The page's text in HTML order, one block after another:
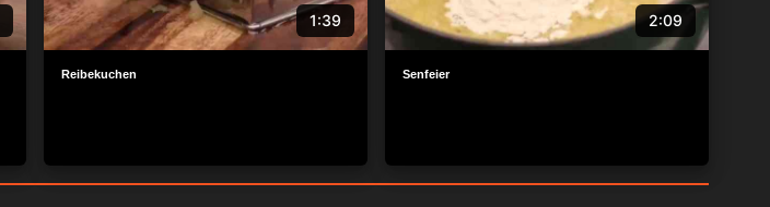
1:39
Reibekuchen
2:09
Senfeier